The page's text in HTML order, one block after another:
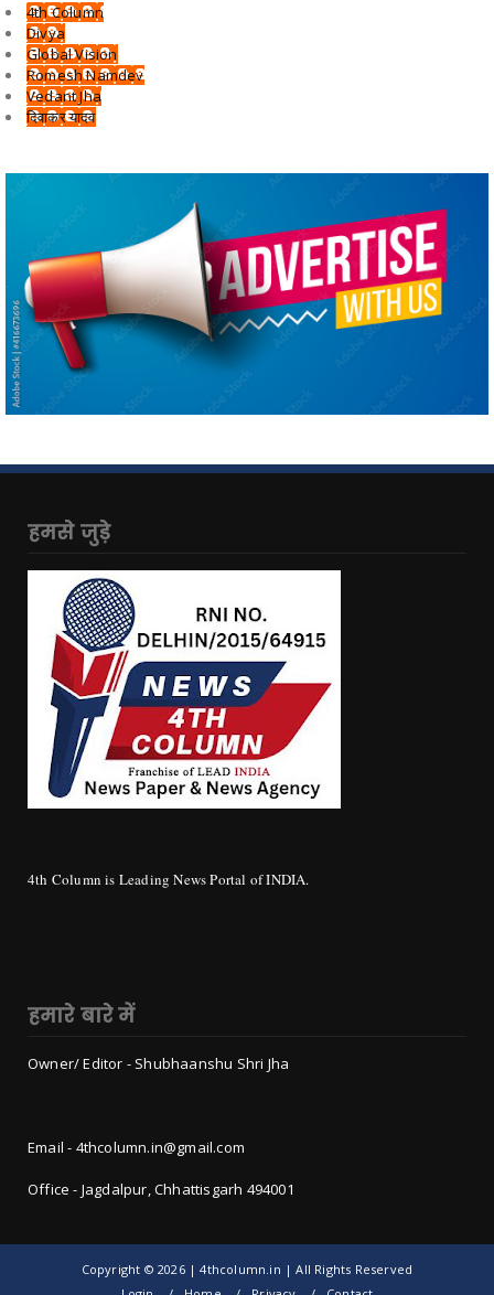
4th Column
Divya
Global Vision
Romesh Namdev
Vedant Jha
दिवाकर यादव
हमसे जुड़े
4th Column is Leading News Portal of INDIA.
हमारे बारे में
Owner/ Editor - Shubhaanshu Shri Jha
Email - 4thcolumn.in@gmail.com
Office - Jagdalpur, Chhattisgarh 494001
Copyright ©2026 | 4thcolumn.in | All Rights Reserved